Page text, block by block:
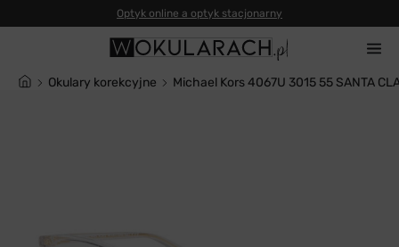
Okulary korekcyjne Michael Kors 4067U 3015 55 SANTA